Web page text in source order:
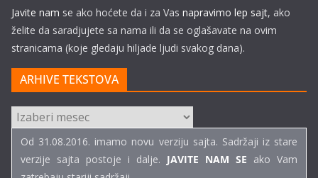
Javite nam se ako hoćete da i za Vas napravimo lep sajt, ako
želite da saradjujete sa nama ili da se oglašavate na ovim
stranicama (koje gledaju hiljade ljudi svakog dana).
ARHIVE TEKSTOVA
ARHIVE
TEKSTOVA
Od 31.08.2016. imamo novu verziju sajta. Sadržaji iz stare
verzije sajta postoje i dalje. JAVITE NAM SE ako Vam